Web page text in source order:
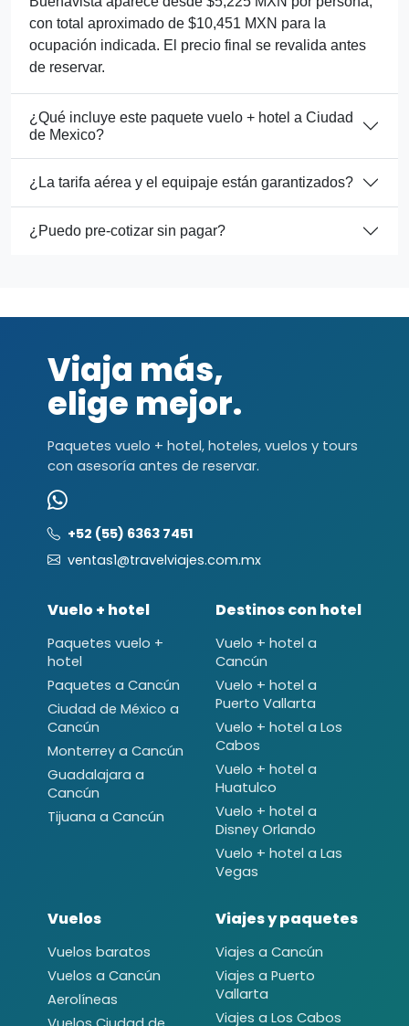
con total aproximado de $10,451 MXN para la
ocupación indicada. El precio final se revalida antes
de reservar.
¿Qué incluye este paquete vuelo + hotel a Ciudad
de Mexico?
¿La tarifa aérea y el equipaje están garantizados?
¿Puedo pre-cotizar sin pagar?
Viaja más,
elige mejor.
Paquetes vuelo + hotel, hoteles, vuelos y tours
con asesoría antes de reservar.
+52 (55) 6363 7451
ventas1@travelviajes.com.mx
Vuelo + hotel
Paquetes vuelo +
hotel
Paquetes a Cancún
Ciudad de México a
Cancún
Monterrey a Cancún
Guadalajara a
Cancún
Tijuana a Cancún
Destinos con hotel
Vuelo + hotel a
Cancún
Vuelo + hotel a
Puerto Vallarta
Vuelo + hotel a Los
Cabos
Vuelo + hotel a
Huatulco
Vuelo + hotel a
Disney Orlando
Vuelo + hotel a Las
Vegas
Vuelos
Vuelos baratos
Vuelos a Cancún
Aerolíneas
Viajes y paquetes
Viajes a Cancún
Viajes a Puerto
Vallarta
Viajes a Los Cabos